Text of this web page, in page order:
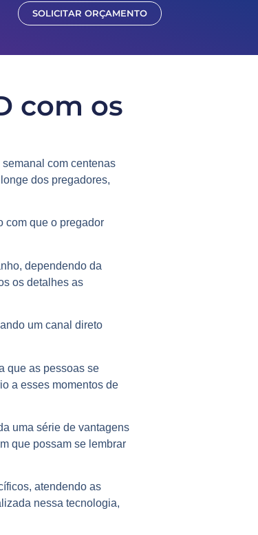
SOLICITAR ORÇAMENTO
com os
com centenas
dos pregadores,
com que o pregador
dependendo da
os detalhes as
um canal direto
que as pessoas se
a esses momentos de
uma série de vantagens
que possam se lembrar
atendendo as
nessa tecnologia,